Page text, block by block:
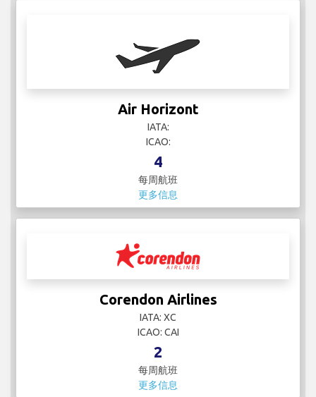
Air Horizont
IATA:
ICAO:
4
每周航班
更多信息
Corendon Airlines
IATA: XC
ICAO: CAI
2
每周航班
更多信息